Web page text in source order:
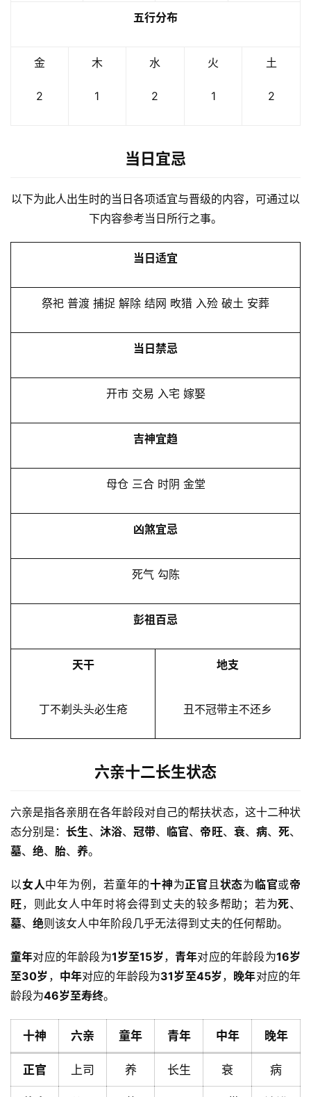
五行分布
金
2
木
1
水
2
火
1
土
2
当日宜忌
以下为此人出生时的当日各项适宜与晋级的内容，可通过以
下内容参考当日所行之事。
当日适宜
祭祀 普渡 捕捉 解除 结网 畋猎 入殓 破土 安葬
当日禁忌
开市 交易 入宅 嫁娶
吉神宜趋
母仓 三合 时阴 金堂
凶煞宜忌
死气 勾陈
彭祖百忌
天干
丁不剃头头必生疮
地支
丑不冠带主不还乡
六亲十二长生状态
六亲是指各亲朋在各年龄段对自己的帮扶状态，这十二种状
态分别是：长生、 沐浴、 冠带、 临官、 帝旺、 衰、 病、死、
墓、 绝、 胎、 养。
以女人中年为例，若童年的十神为正官且状态为临官或帝
旺，则此女人中年时将会得到丈夫的较多帮助；若为死、
墓、 绝则该女人中年阶段几乎无法得到丈夫的任何帮助。
童年对应的年龄段为1岁至15岁，青年对应的年龄段为16岁
至30岁 ， 中年对应的年龄段为31岁至45岁， 晚年对应的年
龄段为46岁至寿终。
十神 六亲 童年 青年 中年 晚年
正官 上司 养 长生 衰 病